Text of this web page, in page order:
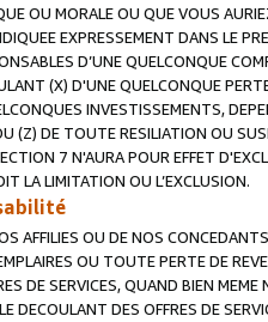
OU MORALE OU QUE VOUS
EXPRESSEMENT DANS LE
D’UNE QUELCONQUE
(X) D'UNE QUELCONQUE
INVESTISSEMENTS,
(Z) DE TOUTE RESILIATION OU
7 N'AURA POUR EFFET
LA LIMITATION OU L’EXCLUSION.
AFFILIES OU DE NOS
OU TOUTE PERTE DE
DE SERVICES, QUAND BIEN
DECOULANT DES OFFRES DE